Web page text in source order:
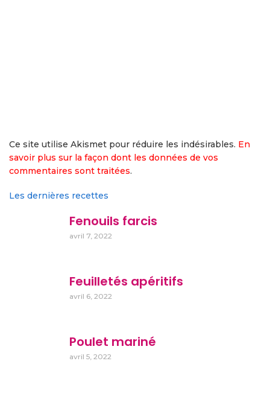
Ce site utilise Akismet pour réduire les indésirables. En
savoir plus sur la façon dont les données de vos
commentaires sont traitées.
Les dernières recettes
Fenouils farcis
avril 7, 2022
Feuilletés apéritifs
avril 6, 2022
Poulet mariné
avril 5, 2022